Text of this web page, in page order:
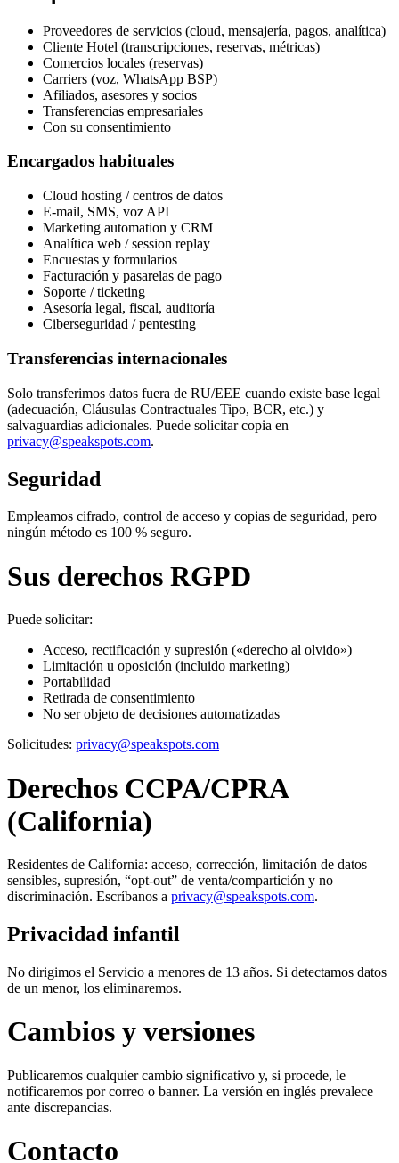
Proveedores de servicios (cloud, mensajería, pagos, analítica)
Cliente Hotel (transcripciones, reservas, métricas)
Comercios locales (reservas)
Carriers (voz, WhatsApp BSP)
Afiliados, asesores y socios
Transferencias empresariales
Con su consentimiento
Encargados habituales
Cloud hosting / centros de datos
E-mail, SMS, voz API
Marketing automation y CRM
Analítica web / session replay
Encuestas y formularios
Facturación y pasarelas de pago
Soporte / ticketing
Asesoría legal, fiscal, auditoría
Ciberseguridad / pentesting
Transferencias internacionales
Solo transferimos datos fuera de RU/EEE cuando existe base legal
(adecuación, Cláusulas Contractuales Tipo, BCR, etc.) y
salvaguardias adicionales. Puede solicitar copia en
privacy@speakspots.com.
Seguridad
Empleamos cifrado, control de acceso y copias de seguridad, pero
ningún método es 100 % seguro.
Sus derechos RGPD
Puede solicitar:
Acceso, rectificación y supresión («derecho al olvido»)
Limitación u oposición (incluido marketing)
Portabilidad
Retirada de consentimiento
No ser objeto de decisiones automatizadas
Solicitudes: privacy@speakspots.com
Derechos CCPA/CPRA
(California)
Residentes de California: acceso, corrección, limitación de datos
sensibles, supresión, “opt-out” de venta/compartición y no
discriminación. Escríbanos a privacy@speakspots.com.
Privacidad infantil
No dirigimos el Servicio a menores de 13 años. Si detectamos datos
de un menor, los eliminaremos.
Cambios y versiones
Publicaremos cualquier cambio significativo y, si procede, le
notificaremos por correo o banner. La versión en inglés prevalece
ante discrepancias.
Contacto